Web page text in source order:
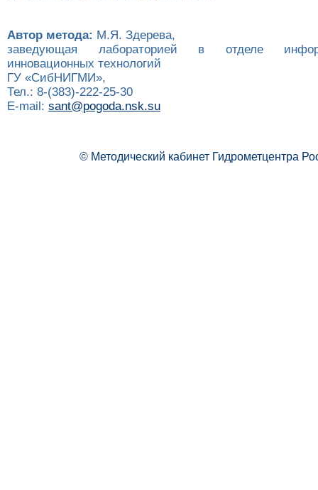
Автор метода: М.Я. Здерева,
заведующая лабораторией в отделе
инновационных технологий
ГУ «СибНИГМИ»,
Тел.: 8-(383)-222-25-30
E-mail: sant@pogoda.nsk.su
© Методический кабинет Гидрометцентра